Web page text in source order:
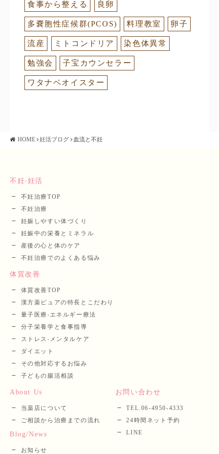
食事から整える 良卵
多嚢胞性症候群(PCOS) 料理教室 卵子
流産 ミトコンドリア 染色体異常
勉強会 子宝カウンセラー
ワタナベオイスター
HOME 妊活ブログ 血流と不妊
不妊‧妊活
不妊治療TOP
不妊治療
妊娠しやすい体づくり
妊娠中の栄養とミネラル
産後の⼼と体のケア
不妊治療でのよくある悩み
体質改善
体質改善TOP
漢⽅薬ピュアの特長とこだわり
量⼦医療‧エネルギー療法
分⼦栄養学と⾷事指導
ストレス‧メンタルケア
ダイエット
その他対応するお悩み
子どもの腸活相談
About Us
当薬店について
ご相談から治療までの流れ
Blog/News
お知らせ
お問い合わせ
TEL.06-4950-4333
24時間ネット予約
LINE